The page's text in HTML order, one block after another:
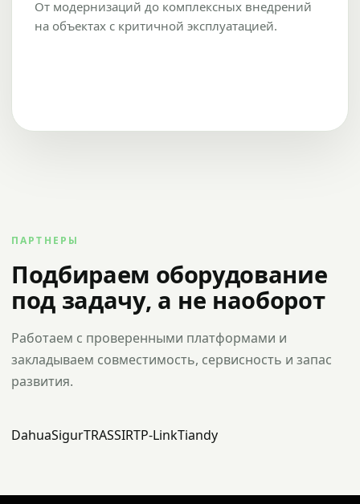
От модернизаций до комплексных внедрений
на объектах с критичной эксплуатацией.
ПАРТНЕРЫ
Подбираем оборудование
под задачу, а не наоборот
Работаем с проверенными платформами и
закладываем совместимость, сервисность и запас
развития.
DahuaSigurTRASSIRTP-LinkTiandy